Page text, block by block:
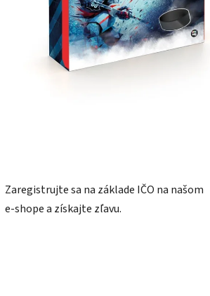
Zaregistrujte sa na základe IČO na našom
e-shope a získajte zľavu.